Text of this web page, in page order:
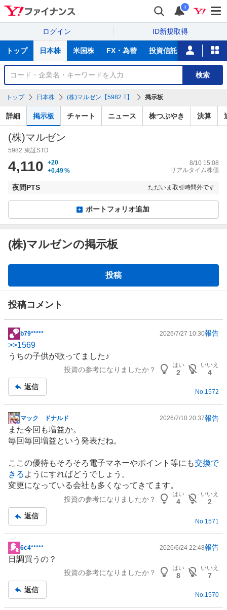
i
ログイン ID新規取得
サ
トップ 日本株 米国株 FX・為替 投資信託 ニュース
銘
検
索
検索
トップ 日本株 (株)マルゼン【5982.T】 掲示板
詳細 掲示板 チャート ニュース 株つぶやき 決算
(株)マルゼン
5982 東証STD
4,110
+20
+0.49%
8/10 15:08
リアルタイム株価
夜間PTS ただいま取引時間外です
ポートフォリオ追加
(株)マルゼンの掲示板
板
投稿
投稿コメント
掲
示
板
b79***** 2026/7/27 10:30報告
>>1569
うちの子供が歌ってました♪
投資の参考になりましたか？
はい
2
いいえ
4
返信
No.1572
掲
示
板
事
マック ドナルド 2026/7/10 20:37報告
また今回も増益か。
毎回毎回増益という発表だね。
ここの優待もそろそろ電子マネーやポイント等にも交換で
きる ようにすればどうでしょう。
変更になっている会社も多くなってきてます。
投資の参考になりましたか？
はい
4
いいえ
2
返信
No. 1571
掲
示
事
6c4***** 2026/6/24 22:48報告
日調買うの？
投資の参考になりましたか？
はい
8
いいえ
7
返信
No.1570